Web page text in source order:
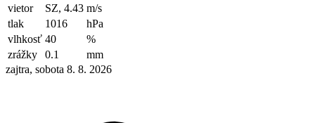
vietor
SZ, 4.43 m/s
tlak
1016
hPa
vlhkosť 40
%
zrážky
0.1
mm
zajtra, sobota 8. 8. 2026